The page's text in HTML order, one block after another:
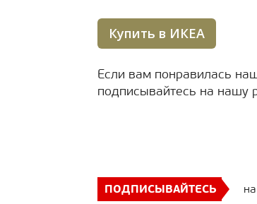
Купить в ИКЕА
Если вам понравилась
подписывайтесь на нашу
ПОДПИСЫВАЙТЕСЬ